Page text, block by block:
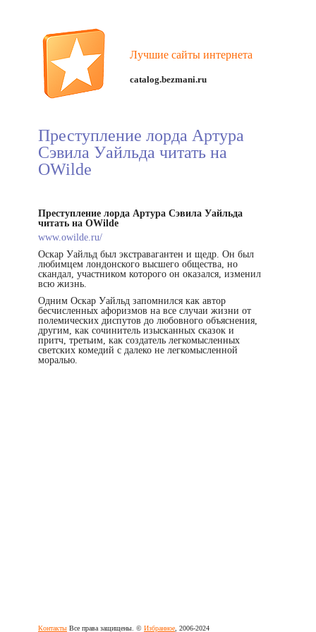
Лучшие сайты интернета
catalog.bezmani.ru
Преступление лорда Артура
Сэвила Уайльда читать на
OWilde
Преступление лорда Артура Сэвила Уайльда
читать на OWilde
www.owilde.ru/
Оскар Уайльд был экстравагантен и щедр. Он был
любимцем лондонского высшего общества, но
скандал, участником которого он оказался, изменил
всю жизнь.
Одним Оскар Уайльд запомнился как автор
бесчисленных афоризмов на все случаи жизни от
полемических диспутов до любовного объяснения,
другим, как сочинитель изысканных сказок и
притч, третьим, как создатель легкомысленных
светских комедий с далеко не легкомысленной
моралью.
Контакты Все права защищены. © Избранное , 2006-2024